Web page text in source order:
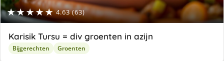
★★★★★ 4.63 (63)
Karisik Tursu = div groenten in azijn
Bijgerechten Groenten